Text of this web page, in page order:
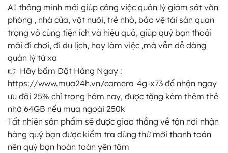
AI thông minh mới giúp công việc quản lý giám sát văn
phòng , nhà cửa, vật nuôi, trẻ nhỏ, bảo vệ tài sản quan
trọng vô cùng tiện ích và hiệu quả, giúp quý bạn thoải
mái đi chơi, đi du lịch, hay làm việc ,mà vẫn dễ dàng
quản lý từ xa
👉 Hãy bấm Đặt Hàng Ngay :
https://www.mua24h.vn/camera-4g-x73 để nhận ngay
ưu đãi 25% chỉ trong hôm nay, được tặng kèm thêm thẻ
nhớ 64GB nếu mua ngoài 250k
Tất nhiên sản phẩm sẽ được giao thẳng về tận nơi nhận
hàng quý bạn được kiểm tra dùng thử mới thanh toán
nên quý bạn hoàn toàn yên tâm